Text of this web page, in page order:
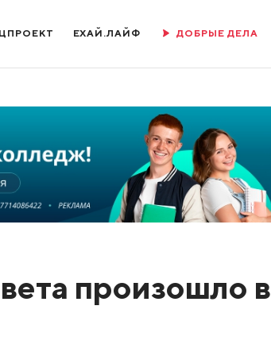
ЕХАЙ.ЛАЙФ ДОБРЫЕ ДЕЛА
произошло в